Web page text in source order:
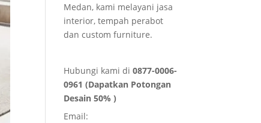
Medan, kami melayani jasa
interior, tempah perabot
dan custom furniture.
Hubungi kami di0877-0006-
0961 (Dapatkan Potongan
Desain 50% )
Email: